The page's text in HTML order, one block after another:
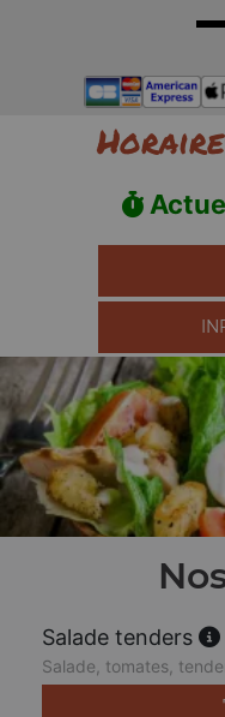
Salade tenders
Salade, tomates,